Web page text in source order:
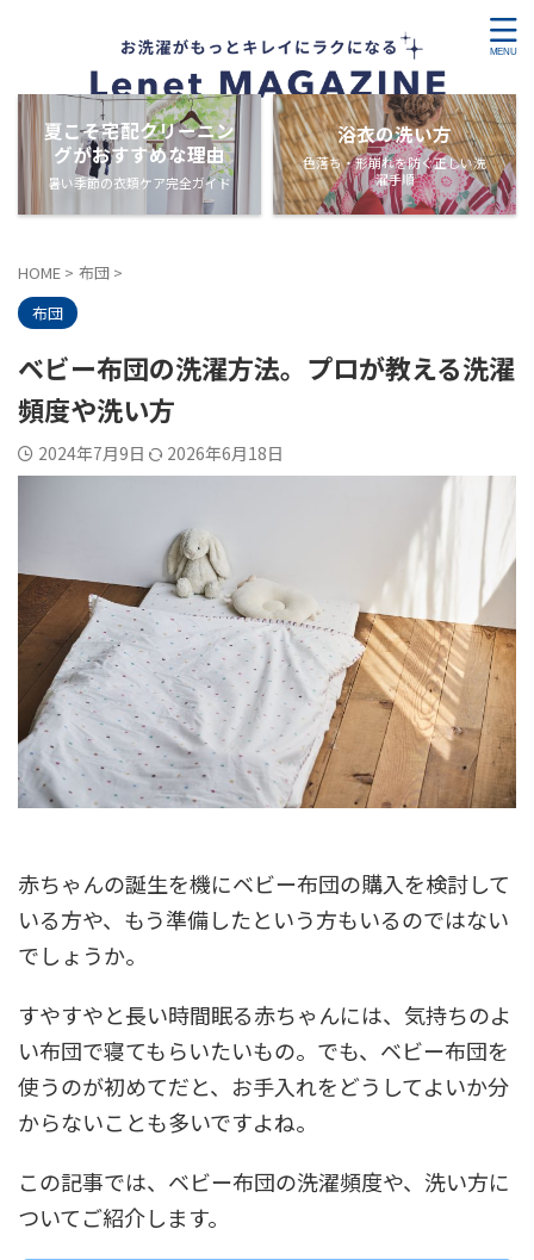
夏こそ宅配クリーニン
グがおすすめな理由
暑い季節の衣類ケア完全ガイド
浴衣の洗い方
色落ち・形崩れを防ぐ正しい洗
濯手順
HOME > 布団 >
布団
ベビー布団の洗濯方法。プロが教える洗濯
頻度や洗い方
2024年7月9日 2026年6月18日
赤ちゃんの誕生を機にベビー布団の購入を検討して
いる方や、もう準備したという方もいるのではない
でしょうか。
すやすやと長い時間眠る赤ちゃんには、気持ちのよ
い布団で寝てもらいたいもの。でも、ベビー布団を
使うのが初めてだと、お手入れをどうしてよいか分
からないことも多いですよね。
この記事では、ベビー布団の洗濯頻度や、洗い方に
ついてご紹介します。